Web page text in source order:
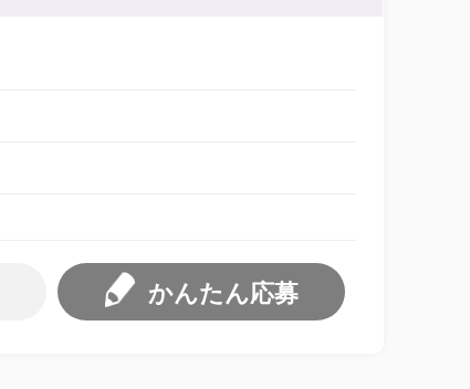
かんたん応募